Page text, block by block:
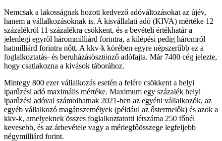
Nemcsak a lakosságnak hozott kedvező adóváltozásokat az újév,
hanem a vállalkozásoknak is. A kisvállalati adó (KIVA) mértéke 12
százalékról 11 százalékra csökkent, és a bevételi értékhatár a
jelenlegi egyről hárommilliárd forintra, a kilépési pedig háromról
hatmilliárd forintra nőtt. A kkv-k körében egyre népszerűbb ez a
foglalkoztatás- és beruházásösztönző adófajta. Már 7400 cég jelezte,
hogy csatlakozna a kivások táborához.
Mintegy 800 ezer vállalkozás esetén a felére csökkent a helyi
iparűzési adó maximális mértéke. Maximum egy százalék helyi
iparűzési adóval számolhatnak 2021-ben az egyéni vállalkozók, az
egyéb vállalkozó magánszemélyek (például az őstermelők) és azok a
kkv-k, amelyeknek összes foglalkoztatotti létszáma 250 főnél
kevesebb, és az árbevétele vagy a mérlegfőösszege legfeljebb
négymilliárd forint.